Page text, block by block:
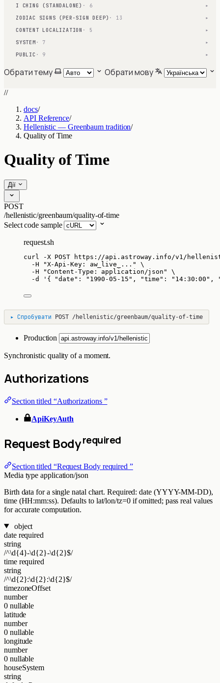
I CHING (STANDALONE) · 6 ▾
ZODIAC SIGNS (PER-SIGN DEEP) · 13 ▾
CONTENT LOCALIZATION · 5 ▾
SYSTEM · 7 ▾
PUBLIC · 9 ▾
Обрати тему Обрати мову
//
docs/
API Reference/
Hellenistic — Greenbaum tradition/
Quality of Time
Quality of Time
Дії
POST
/hellenistic/greenbaum/quality-of-time
Select code sample
request.sh
curl -X POST
https://api.astroway.info/v1/
-H
"X-Api-Key: aw_live_... "
\
-H
"Content-Type: application/json "
\
-d
' { "date": "1990-05-15", "time":
▸ Спробувати POST /hellenistic/greenbaum/quality-of-time
Production
Synchronistic quality of a moment.
Authorizations
Section titled “Authorizations ”
ApiKeyAuth
Request Bodyrequired
Section titled “Request Body required ”
Media type application/json
Birth data for a single natal chart. Required: date (YYYY-MM-DD),
time (HH:mm:ss). Defaults to lat/lon/tz=0 if omitted; pass real values
for accurate computation.
object
date required
string
/^\d{4}-\d{2}-\d{2}$/
time required
string
/^\d{2}:\d{2}:\d{2}$/
timezoneOffset
number
0 nullable
latitude
number
0 nullable
longitude
number
0 nullable
houseSystem
string